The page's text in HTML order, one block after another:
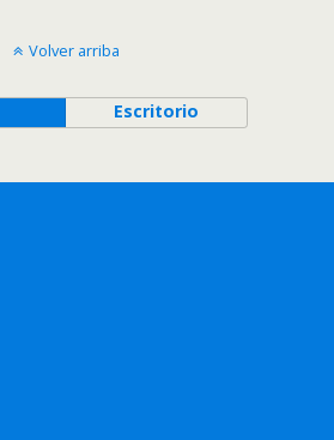
Volver arriba
Escritorio